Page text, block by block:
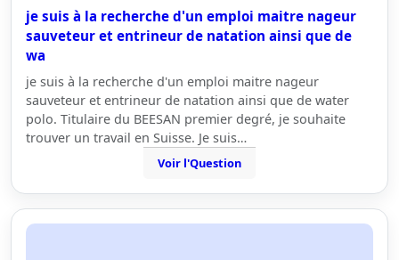
je suis à la recherche d'un emploi maitre nageur
sauveteur et entrineur de natation ainsi que de
wa
je suis à la recherche d'un emploi maitre nageur
sauveteur et entrineur de natation ainsi que de water
polo. Titulaire du BEESAN premier degré, je souhaite
trouver un travail en Suisse. Je suis…
Voir l'Question